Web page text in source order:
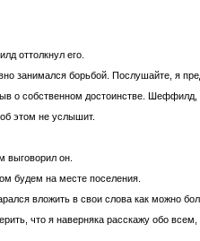
оттолкнул его.
занимался борьбой. Послушайте, я
о собственном достоинстве. Шеффилд,
этом не услышит.
выговорил он.
будем на месте поселения.
вложить в свои слова как можно
что я наверняка расскажу обо